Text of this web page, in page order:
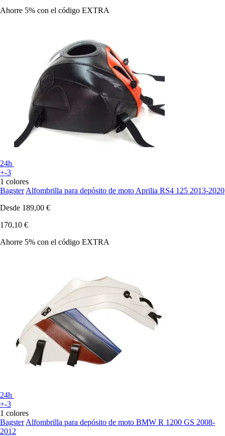
Ahorre 5% con el código EXTRA
24h
+-3
1 colores
Bagster Alfombrilla para depósito de moto Aprilia RS4 125 2013-2020
Desde 189,00 €
170,10 €
Ahorre 5% con el código EXTRA
24h
+-3
1 colores
Bagster Alfombrilla para depósito de moto BMW R 1200 GS 2008-
2012